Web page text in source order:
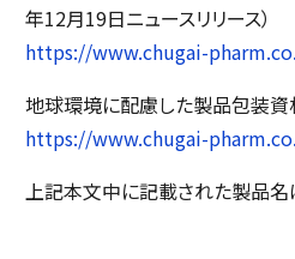
年12月19日ニュースリリース）
https://www.chugai-
地球環境に配慮した製品包装資
https://www.chugai-
上記本文中に記載された製品名